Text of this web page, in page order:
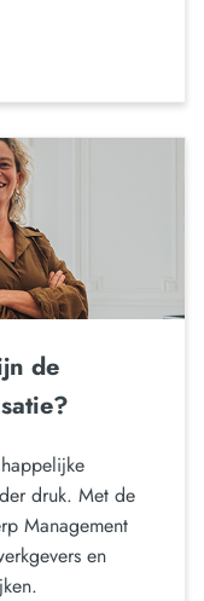
de
druk. Met de
Management
en